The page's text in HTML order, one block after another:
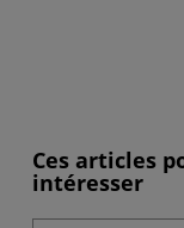
Ces articles
intéresser